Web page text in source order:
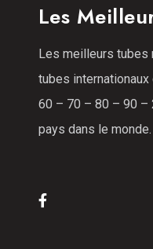
Les
Les meilleurs tubes
tubes
60 – 70 – 80 – 90 –
pays dans le monde.